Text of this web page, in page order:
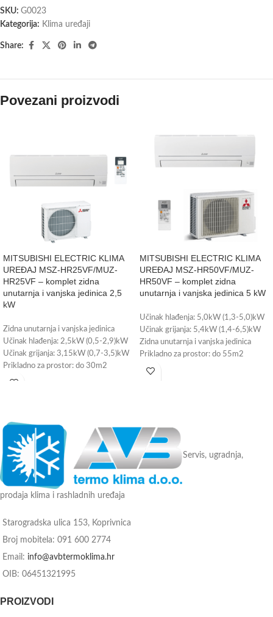
SKU: G0023
Kategorija: Klima uređaji
Share:
Povezani proizvodi
MITSUBISHI ELECTRIC KLIMA
UREĐAJ MSZ-HR25VF/MUZ-
HR25VF – komplet zidna
unutarnja i vanjska jedinica 2,5
kW
Zidna unutarnja i vanjska jedinica
Učinak hlađenja: 2,5kW (0,5-2,9)kW
Učinak grijanja: 3,15kW (0,7-3,5)kW
Prikladno za prostor: do 30m2
Energetska klasa: A++
Tvorničko jamstvo: 3 godine
MITSUBISHI ELECTRIC KLIMA
UREĐAJ MSZ-HR50VF/MUZ-
HR50VF – komplet zidna
unutarnja i vanjska jedinica 5 kW
Učinak hlađenja: 5,0kW (1,3-5,0)kW
Učinak grijanja: 5,4kW (1,4-6,5)kW
Zidna unutarnja i vanjska jedinica
Prikladno za prostor: do 55m2
Energetska klasa: A++
Servis, ugradnja,
prodaja klima i rashladnih uređaja
Starogradska ulica 153, Koprivnica
Broj mobitela: 091 600 2774
Email: info@avbtermoklima.hr
OIB: 06451321995
PROIZVODI